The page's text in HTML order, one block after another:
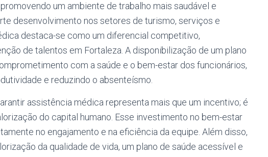
um ambiente de trabalho mais saudável e
desenvolvimento nos setores de turismo, serviços e
destaca-se como um diferencial competitivo,
de talentos em Fortaleza. A disponibilização de um plano
com a saúde e o bem-estar dos funcionários,
e reduzindo o absenteísmo.
assistência médica representa mais que um incentivo; é
do capital humano. Esse investimento no bem-estar
no engajamento e na eficiência da equipe. Além disso,
da qualidade de vida, um plano de saúde acessível e